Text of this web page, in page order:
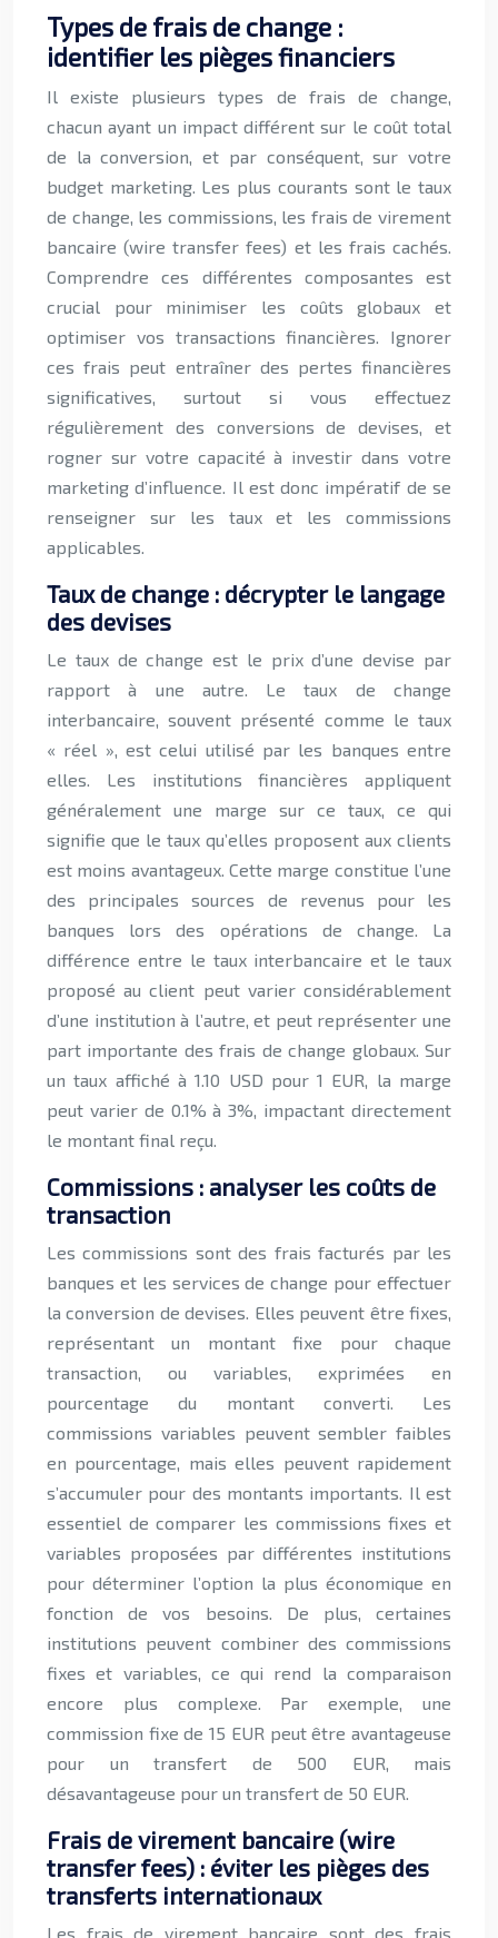
Types de frais de change :
identifier les pièges financiers
Il existe plusieurs types de frais de change,
chacun ayant un impact différent sur le coût total
de la conversion, et par conséquent, sur votre
budget marketing. Les plus courants sont le taux
de change, les commissions, les frais de virement
bancaire (wire transfer fees) et les frais cachés.
Comprendre ces différentes composantes est
crucial pour minimiser les coûts globaux et
optimiser vos transactions financières. Ignorer
ces frais peut entraîner des pertes financières
significatives, surtout si vous effectuez
régulièrement des conversions de devises, et
rogner sur votre capacité à investir dans votre
marketing d’influence. Il est donc impératif de se
renseigner sur les taux et les commissions
applicables.
Taux de change : décrypter le langage
des devises
Le taux de change est le prix d’une devise par
rapport à une autre. Le taux de change
interbancaire, souvent présenté comme le taux
« réel », est celui utilisé par les banques entre
elles. Les institutions financières appliquent
généralement une marge sur ce taux, ce qui
signifie que le taux qu’elles proposent aux clients
est moins avantageux. Cette marge constitue l’une
des principales sources de revenus pour les
banques lors des opérations de change. La
différence entre le taux interbancaire et le taux
proposé au client peut varier considérablement
d’une institution à l’autre, et peut représenter une
part importante des frais de change globaux. Sur
un taux affiché à 1.10 USD pour 1 EUR, la marge
peut varier de 0.1% à 3%, impactant directement
le montant final reçu.
Commissions : analyser les coûts de
transaction
Les commissions sont des frais facturés par les
banques et les services de change pour effectuer
la conversion de devises. Elles peuvent être fixes,
représentant un montant fixe pour chaque
transaction, ou variables, exprimées en
pourcentage du montant converti. Les
commissions variables peuvent sembler faibles
en pourcentage, mais elles peuvent rapidement
s’accumuler pour des montants importants. Il est
essentiel de comparer les commissions fixes et
variables proposées par différentes institutions
pour déterminer l’option la plus économique en
fonction de vos besoins. De plus, certaines
institutions peuvent combiner des commissions
fixes et variables, ce qui rend la comparaison
encore plus complexe. Par exemple, une
commission fixe de 15 EUR peut être avantageuse
pour un transfert de 500 EUR, mais
désavantageuse pour un transfert de 50 EUR.
Frais de virement bancaire (wire
transfer fees) : éviter les pièges des
transferts internationaux
Les frais de virement bancaire sont des frais